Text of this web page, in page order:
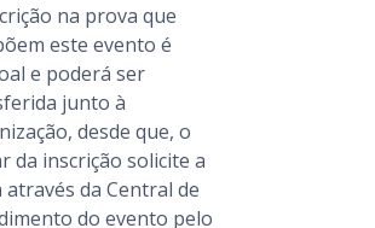
na prova que
este evento é
e poderá ser
junto à
desde que, o
da inscrição solicite a
através da Central de
do evento pelo